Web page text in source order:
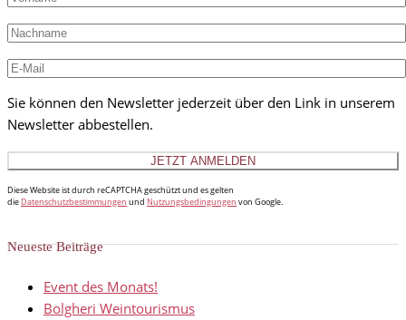
Sie können den Newsletter jederzeit über den Link in unserem
Newsletter abbestellen.
Diese Website ist durch reCAPTCHA geschützt und es gelten
die Datenschutzbestimmungen und Nutzungsbedingungen von Google.
Neueste Beiträge
Event des Monats!
Bolgheri Weintourismus